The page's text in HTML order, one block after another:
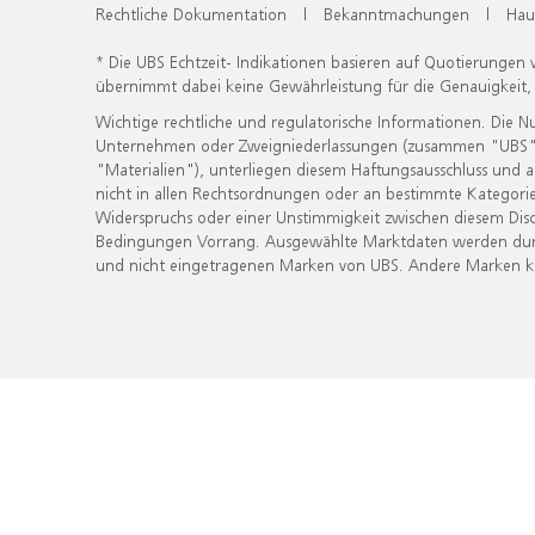
Rechtliche Dokumentation | Bekanntmachungen |
* Die UBS Echtzeit- Indikationen basieren auf
übernimmt dabei keine Gewährleistung für die
Wichtige rechtliche und regulatorische Informationen. Die
Unternehmen oder Zweigniederlassungen (zusammen
"Materialien"), unterliegen diesem Haftungsausschluss
nicht in allen Rechtsordnungen oder an bestimmte
Widerspruchs oder einer Unstimmigkeit zwischen diesem
Bedingungen Vorrang. Ausgewählte Marktdaten werden
und nicht eingetragenen Marken von UBS. Andere Marken